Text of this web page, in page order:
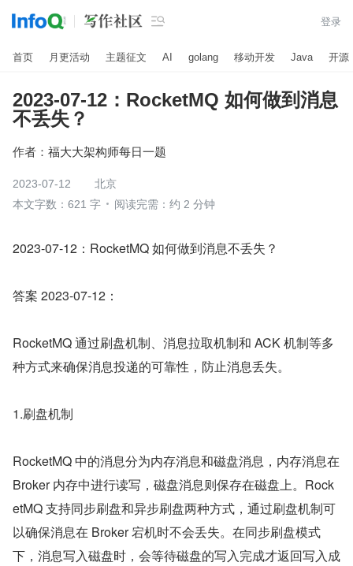
 登录
首页 月更活动 主题征文 AI golang 移动开发 Java 开源
2023-07-12：RocketMQ 如何做到消息
不丢失？
作者： 福大大架构师每日一题
2023-07-12
北京
本文字数：621 字
阅读完需：约 2 分钟
2023-07-12：RocketMQ 如何做到消息不丢失？
答案 2023-07-12：
RocketMQ 通过刷盘机制、消息拉取机制和 ACK 机制等多
种方式来确保消息投递的可靠性，防止消息丢失。
1.刷盘机制
RocketMQ 中的消息分为内存消息和磁盘消息，内存消息在
Broker 内存中进行读写，磁盘消息则保存在磁盘上。Rock
etMQ 支持同步刷盘和异步刷盘两种方式，通过刷盘机制可
以确保消息在 Broker 宕机时不会丢失。在同步刷盘模式
下，消息写入磁盘时，会等待磁盘的写入完成才返回写入成